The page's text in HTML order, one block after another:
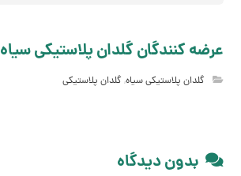
عرضه کنندگان گلدان پلاستیکی سیاه
گلدان پلاستیکی سیاه,گلدان پلاستیکی
بدون دیدگاه